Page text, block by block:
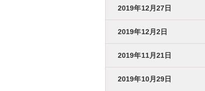
2019年12月27日
2019年12月2日
2019年11月21日
2019年10月29日